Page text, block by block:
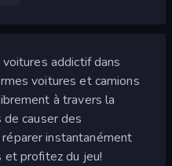
addictif dans
voitures et camions
à travers la
causer des
instantanément
et profitez du jeu!